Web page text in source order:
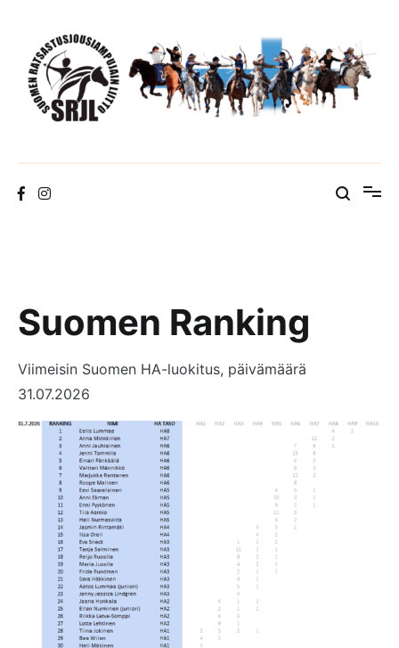
content
Suomen Ranking
Viimeisin Suomen HA-luokitus, päivämäärä
31.07.2026